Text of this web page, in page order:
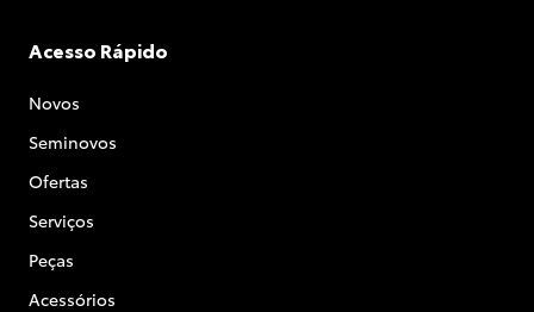
Acesso Rápido
Novos
Seminovos
Ofertas
Serviços
Peças
Acessórios